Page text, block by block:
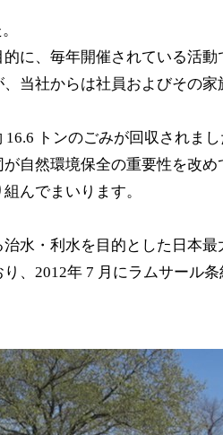
に、毎年開催されている活動
当社からは社員およびその家
トンのごみが回収されまし
自然環境保全の重要性を改め
んでまいります。
水・利水を目的とした日本最
、2012年 7 月にラムサール条